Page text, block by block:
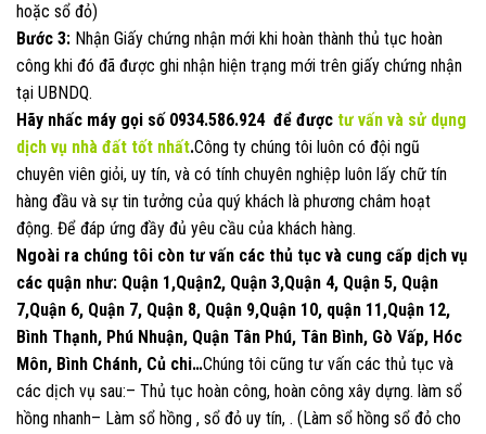
hoặc sổ đỏ)
Bước 3: Nhận Giấy chứng nhận mới khi hoàn thành thủ tục hoàn
công khi đó đã được ghi nhận hiện trạng mới trên giấy chứng nhận
tại UBNDQ.
Hãy nhấc máy gọi số 0934.586.924 để được tư vấn và sử dụng
dịch vụ nhà đất tốt nhất.Công ty chúng tôi luôn có đội ngũ
chuyên viên giỏi, uy tín, và có tính chuyên nghiệp luôn lấy chữ tín
hàng đầu và sự tin tưởng của quý khách là phương châm hoạt
động. Để đáp ứng đầy đủ yêu cầu của khách hàng.
Ngoài ra chúng tôi còn tư vấn các thủ tục và cung cấp dịch vụ
các quận như: Quận 1,Quận2, Quận 3,Quận 4, Quận 5, Quận
7,Quận 6, Quận 7, Quận 8, Quận 9,Quận 10, quận 11,Quận 12,
Bình Thạnh, Phú Nhuận, Quận Tân Phú, Tân Bình, Gò Vấp, Hóc
Môn, Bình Chánh, Củ chi…Chúng tôi cũng tư vấn các thủ tục và
các dịch vụ sau:– Thủ tục hoàn công, hoàn công xây dựng. làm sổ
hồng nhanh– Làm sổ hồng , sổ đỏ uy tín, . (Làm sổ hồng sổ đỏ cho